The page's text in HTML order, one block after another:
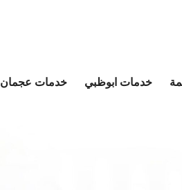
خدمات ابوظبي خدمات عجمان